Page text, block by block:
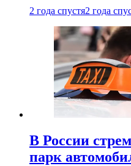
2 года спустя2 года
В России
парк